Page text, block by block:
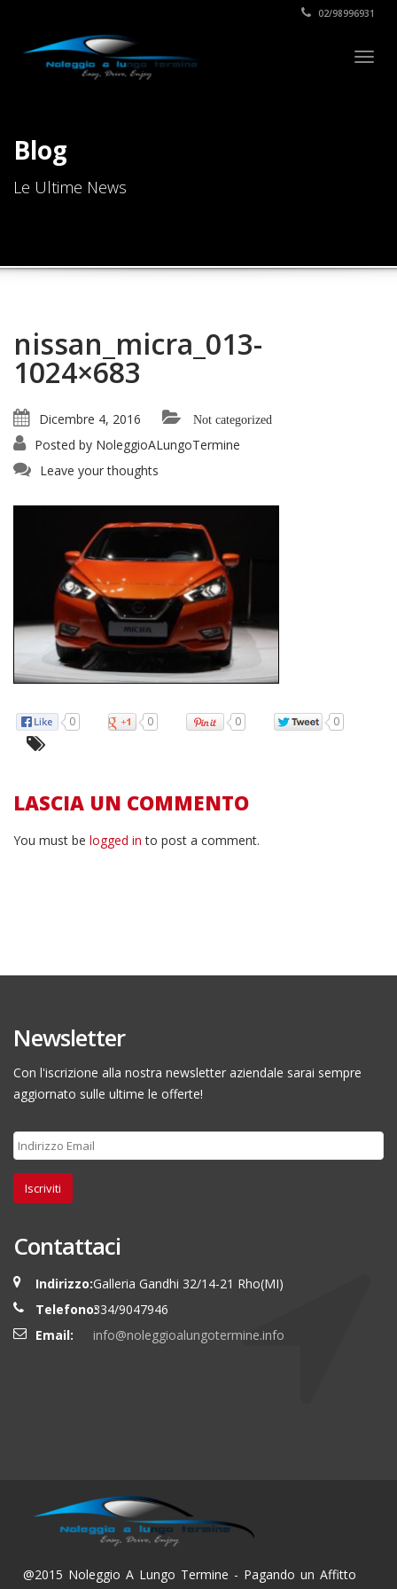
02/98996931
Blog
Le Ultime News
nissan_micra_013-
1024×683
Dicembre 4, 2016 Not categorized
Posted by NoleggioALungoTermine
Leave your thoughts
0 0 0 0
LASCIA UN COMMENTO
You must be logged in to post a comment.
Newsletter
Con l'iscrizione alla nostra newsletter aziendale sarai sempre
aggiornato sulle ultime le offerte!
Iscriviti
Contattaci
Indirizzo:Galleria Gandhi 32/14-21 Rho(MI)
Telefono:334/9047946
Email:
info@noleggioalungotermine.info
@2015 Noleggio A Lungo Termine - Pagando un Affitto